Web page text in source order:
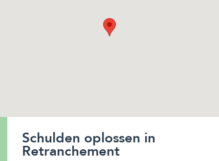
Schulden oplossen in
Retranchement